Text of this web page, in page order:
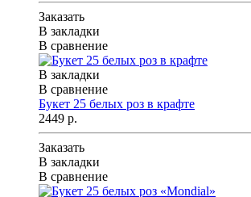
Заказать
В закладки
В сравнение
В закладки
В сравнение
Букет 25 белых роз в крафте
2449 р.
Заказать
В закладки
В сравнение